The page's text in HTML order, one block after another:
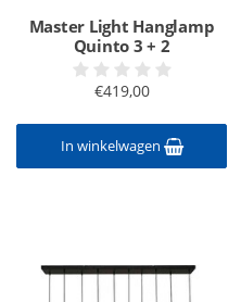
Master Light Hanglamp
Quinto 3 + 2
€419,00
In winkelwagen